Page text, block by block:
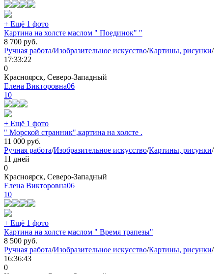
+ Ещё 1 фото
Картина на холсте маслом " Поединок" "
8 700 руб.
Ручная работа/Изобразительное искусство/Картины, рисунки/
17:33:22
0
Красноярск, Северо-Западный
Елена Викторовна06
10
+ Ещё 1 фото
" Морской странник",картина на холсте .
11 000 руб.
Ручная работа/Изобразительное искусство/Картины, рисунки/
11 дней
0
Красноярск, Северо-Западный
Елена Викторовна06
10
+ Ещё 1 фото
Картина на холсте маслом " Время трапезы"
8 500 руб.
Ручная работа/Изобразительное искусство/Картины, рисунки/
16:36:43
0